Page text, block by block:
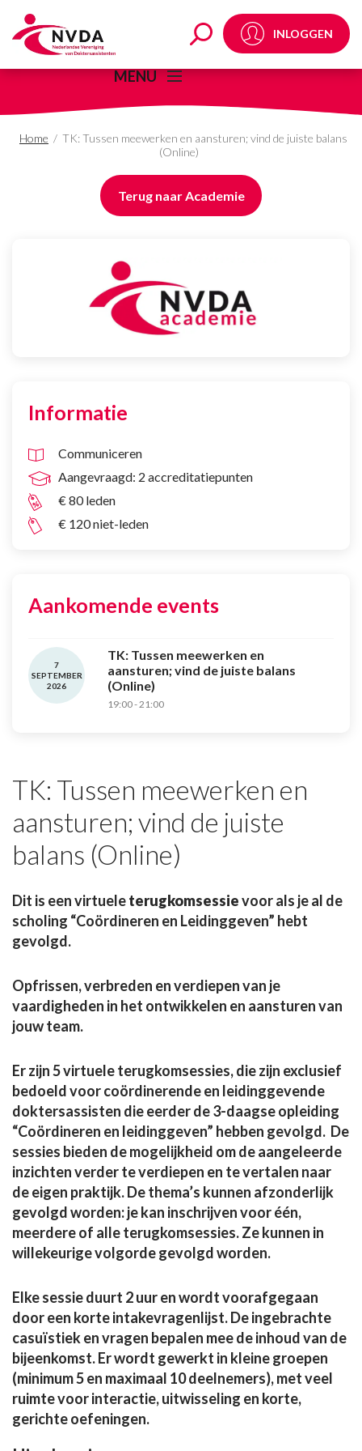
TK: Tussen INLOGGEN
MENU
Home / TK: Tussen meewerken en aansturen; vind de juiste balans
(Online)
Terug naar Academie
TK: Tussen meewerken en
aansturen; vind de juiste
balans (Online)
Dit is een virtueleterugkomsessievoor als je al de
scholing “Coördineren en Leidinggeven” hebt
gevolgd.
Opfrissen, verbreden en verdiepen van je
vaardigheden in het ontwikkelen en aansturen van
jouw team.
Er zijn 5 virtuele terugkomsessies, die zijn exclusief
bedoeld voor coördinerende en leidinggevende
doktersassisten die eerder de 3-daagse opleiding
“Coördineren en leidinggeven” hebben gevolgd. De
sessies bieden de mogelijkheid om de aangeleerde
inzichten verder te verdiepen en te vertalen naar
de eigen praktijk. De thema’s kunnen afzonderlijk
gevolgd worden: je kan inschrijven voor één,
meerdere of alle terugkomsessies. Ze kunnen in
willekeurige volgorde gevolgd worden.
Elke sessie duurt 2 uur en wordt voorafgegaan
door een korte intakevragenlijst. De ingebrachte
casuïstiek en vragen bepalen mee de inhoud van de
bijeenkomst. Er wordt gewerkt in kleine groepen
(minimum 5 en maximaal 10 deelnemers), met veel
ruimte voor interactie, uitwisseling en korte,
gerichte oefeningen.
Informatie
Communiceren
Aangevraagd: 2 accreditatiepunten
€ 80 leden
€ 120 niet-leden
Aankomende events
7
SEPTEMBER
2026
TK: Tussen meewerken en
aansturen; vind de juiste balans
(Online)
19:00 - 21:00